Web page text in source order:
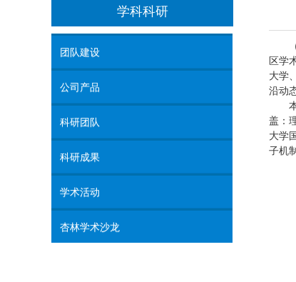
学科科研
团队建设
公司产品
科研团队
科研成果
学术活动
杏林学术沙龙
区学
大学
沿动
盖：
大学
子机